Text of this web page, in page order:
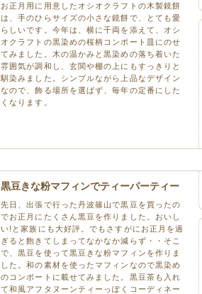
お正月用に用意したオシオクラフトの木製鏡餅
は、手のひらサイズの小さな鏡餅で、とても愛
らしいです。今年は、横に千両を添えて、オシ
オクラフトの黒染めの桜柄コンポート皿にのせ
てみました。木の温かみと黒染めの落ち着いた
雰囲気が調和し、玄関や棚の上にもすっきりと
馴染みました。シンプルながら上品なデザイン
なので、飾る場所を選ばず、毎年の定番にした
くなります。
黒豆きな粉マフィンでティーパーティー
先日、出張で行った丹波篠山で黒豆を買ったの
でお正月にたくさん黒豆を作りました。おいし
い!と家族にも大好評。でもさすがにお正月を過
ぎると飽きてしまってなかなか減らず・・そこ
で、黒豆を使って黒豆きな粉マフィンを作りま
した。和の素材を使ったマフィンなので黒染め
のコンポートに載せてみました。黒豆茶も入れ
て和風アフタヌーンティーっぽくコーディネー